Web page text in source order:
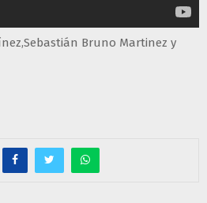
Bruno Martinez y